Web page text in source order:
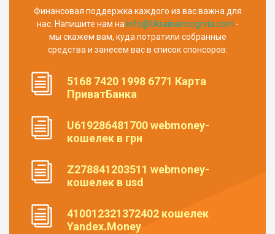
Финансовая поддержка каждого из вас важна для
нас. Напишите нам на info@UkrainaIncognita.com -
мы скажем вам, куда потратили собранные
средства и занесем вас в список спонсоров.
5168 7420 1998 6771 Карта
ПриватБанка
U619286481700 webmoney-
кошелек в грн
Z278841203511 webmoney-
кошелек в usd
410012321372402 кошелек
Yandex.Money